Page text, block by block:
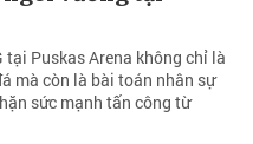
tại Puskas Arena không chỉ là
mà còn là bài toán nhân sự
sức mạnh tấn công từ